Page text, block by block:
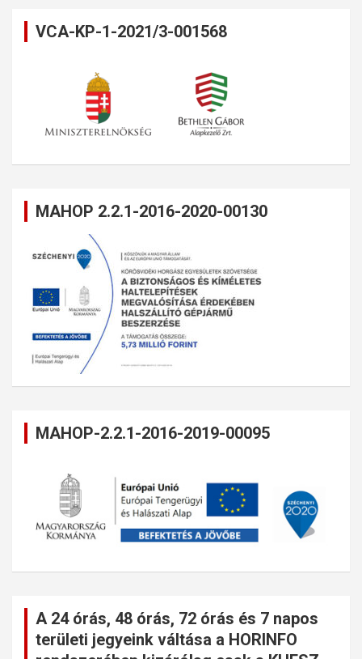
VCA-KP-1-2021/3-001568
MAHOP 2.2.1-2016-2020-00130
MAHOP-2.2.1-2016-2019-00095
A 24 órás, 48 órás, 72 órás és 7 napos
területi jegyeink váltása a HORINFO